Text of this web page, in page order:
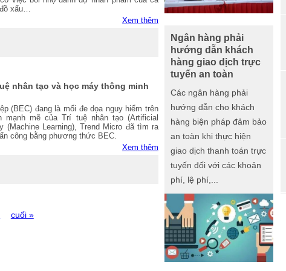
xấu…
Xem thêm
nhân tạo và học máy thông minh
(BEC) đang là mối đe dọa nguy hiểm trên
mẽ của Trí tuệ nhân tạo (Artificial
(Machine Learning), Trend Micro đã tìm ra
công bằng phương thức BEC.
Xem thêm
cuối »
Ngân hàng phải
hướng dẫn khách
hàng giao dịch trực
tuyến an toàn
Các ngân hàng phải
hướng dẫn cho khách
hàng biện pháp đảm bảo
an toàn khi thực hiện
giao dịch thanh toán trực
tuyến đối với các khoản
phí, lệ phí,...